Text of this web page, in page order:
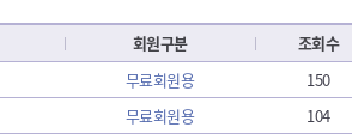
회원구분
조회수
무료회원용
150
무료회원용
104